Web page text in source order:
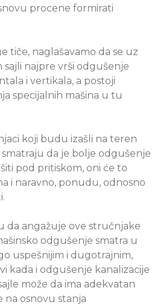
procene formirati
tiče, naglašavamo da se uz
najpre vrši odgušenje
i vertikala, a postoji
specijalnih mašina u tu
koji budu izašli na teren
da je bolje odgušenje
pod pritiskom, oni će to
i naravno, ponudu, odnosno
da angažuje ove stručnjake
odgušenje smatra u
uspešnijim i dugotrajnim,
kada i odgušenje kanalizacije
može da ima adekvatan
na osnovu stanja